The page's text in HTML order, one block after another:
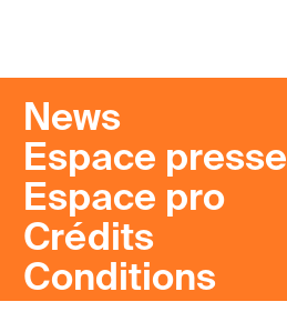
News
Espace presse
Espace pro
Crédits
Conditions